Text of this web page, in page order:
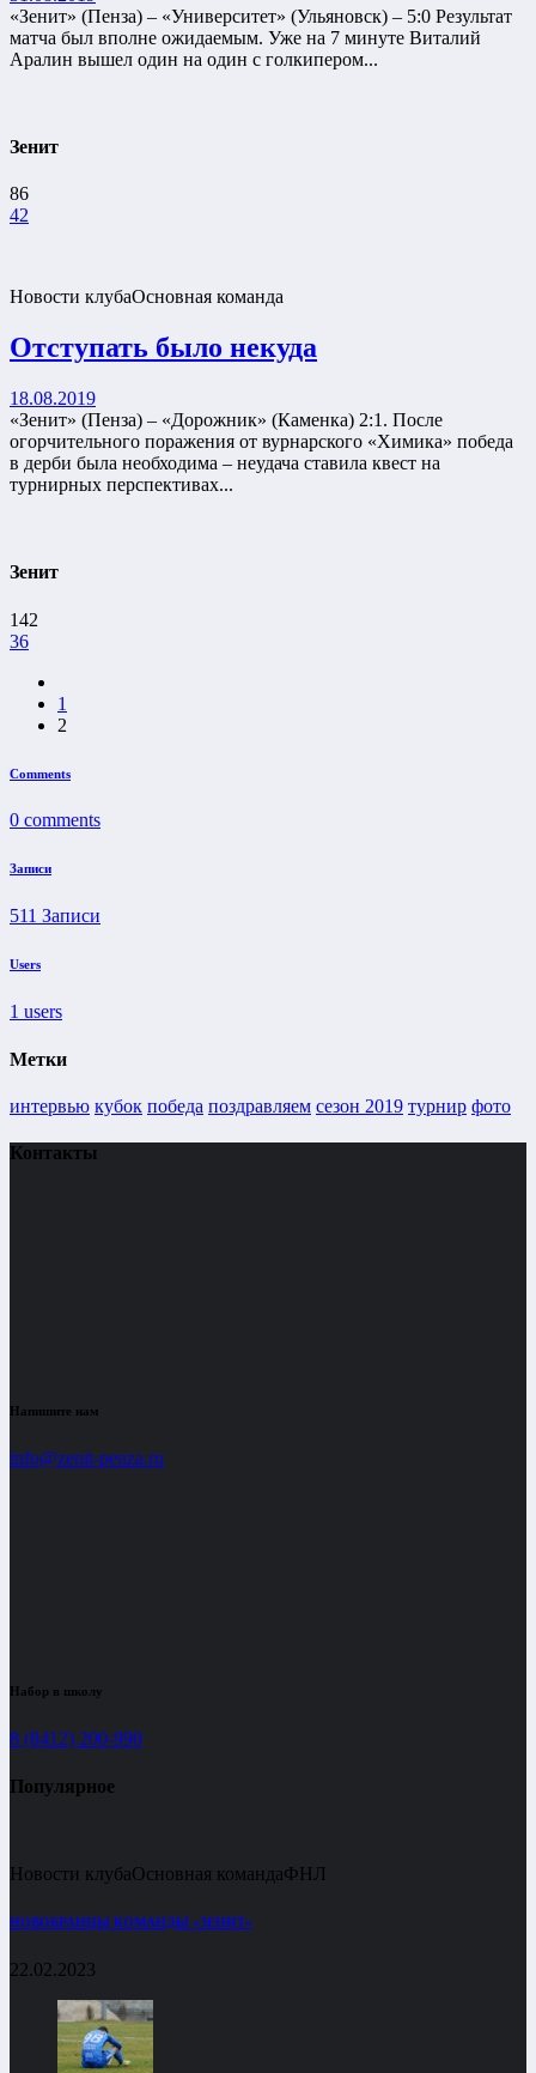
«Зенит» (Пенза) – «Университет» (Ульяновск) – 5:0 Результат
матча был вполне ожидаемым. Уже на 7 минуте Виталий
Аралин вышел один на один с голкипером...
Зенит
86
42
Новости клубаОсновная команда
Отступать было некуда
18.08.2019
«Зенит» (Пенза) – «Дорожник» (Каменка) 2:1. После
огорчительного поражения от вурнарского «Химика» победа
в дерби была необходима – неудача ставила квест на
турнирных перспективах...
Зенит
142
36
1
2
Comments
0 comments
Записи
511 Записи
Users
1 users
Метки
интервью кубок победа поздравляем сезон 2019 турнир фото
Контакты
Напишите нам
info@zenit-penza.ru
Набор в школу
8 (8412) 200-990
Популярное
Новости клубаОсновная командаФНЛ
НОВОБРАНЦЫ КОМАНДЫ «ЗЕНИТ»
22.02.2023